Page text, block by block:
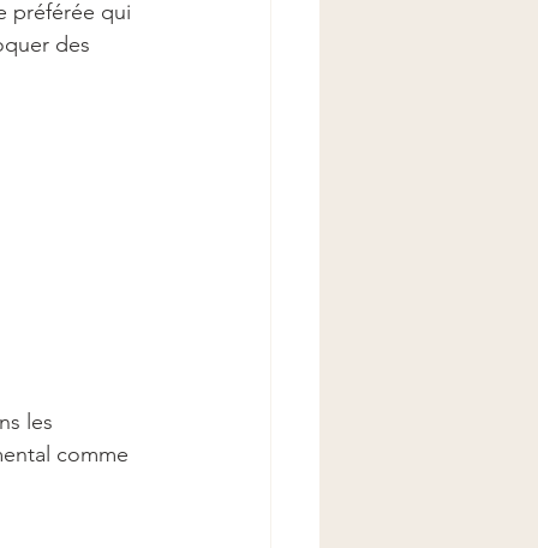
préférée qui
des
les
comme